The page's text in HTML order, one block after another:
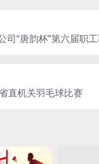
司“唐韵杯”第六届职
直机关羽毛球比赛